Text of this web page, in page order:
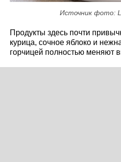
Источник фото:
Продукты здесь почти
курица, сочное яблоко и
горчицей полностью меняют